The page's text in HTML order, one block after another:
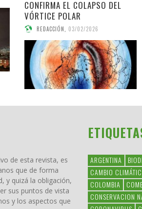
CONFIRMA EL COLAPSO DEL
VÓRTICE POLAR
REDACCIÓN 03/02/2026
de esta revista, es
que de forma
y quizá la obligación,
sus puntos de vista
y los aspectos que
ARGENTINA
CAMBIO
COLOMBIA
CONSERVACION